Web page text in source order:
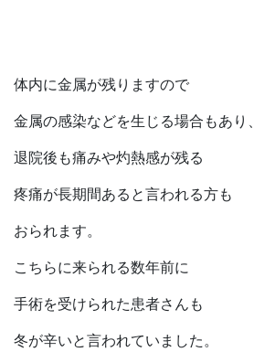
体内に金属が残りますので
金属の感染などを生じる場合もあり、
退院後も痛みや灼熱感が残る
疼痛が長期間あると言われる方も
おられます。
こちらに来られる数年前に
手術を受けられた患者さんも
冬が辛いと言われていました。